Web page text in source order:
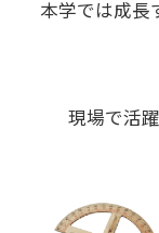
本学では成長
現場で活